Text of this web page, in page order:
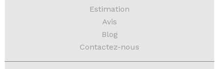
Estimation
Avis
Blog
Contactez-nous